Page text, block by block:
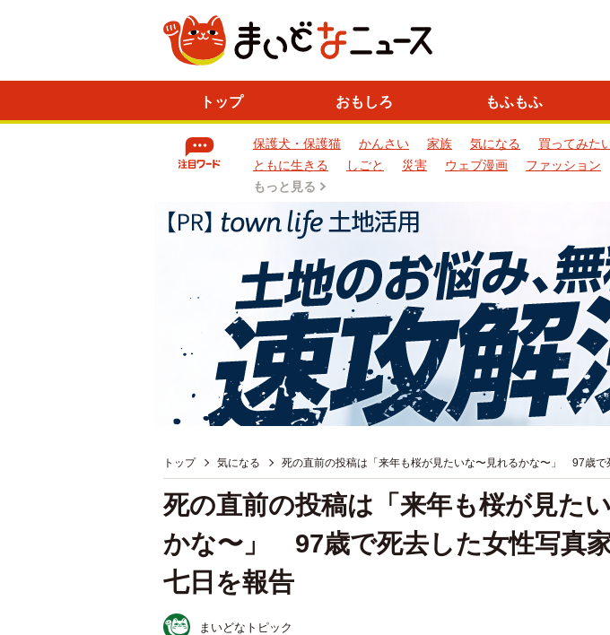
トップ おもしろ もふもふ
保護犬・保護猫 かんさい 家族 気になる 買ってみた
ともに生きる
しごと 災害 ウェブ漫画 ファッション
もっと見る
トップ 気になる 死の直前の投稿は「来年も桜が見たいな〜見れるかな〜」 97歳で
死の直前の投稿は「来年も桜が見た
かな〜」 97歳で死去した女性写真
七日を報告
まいどなトピック